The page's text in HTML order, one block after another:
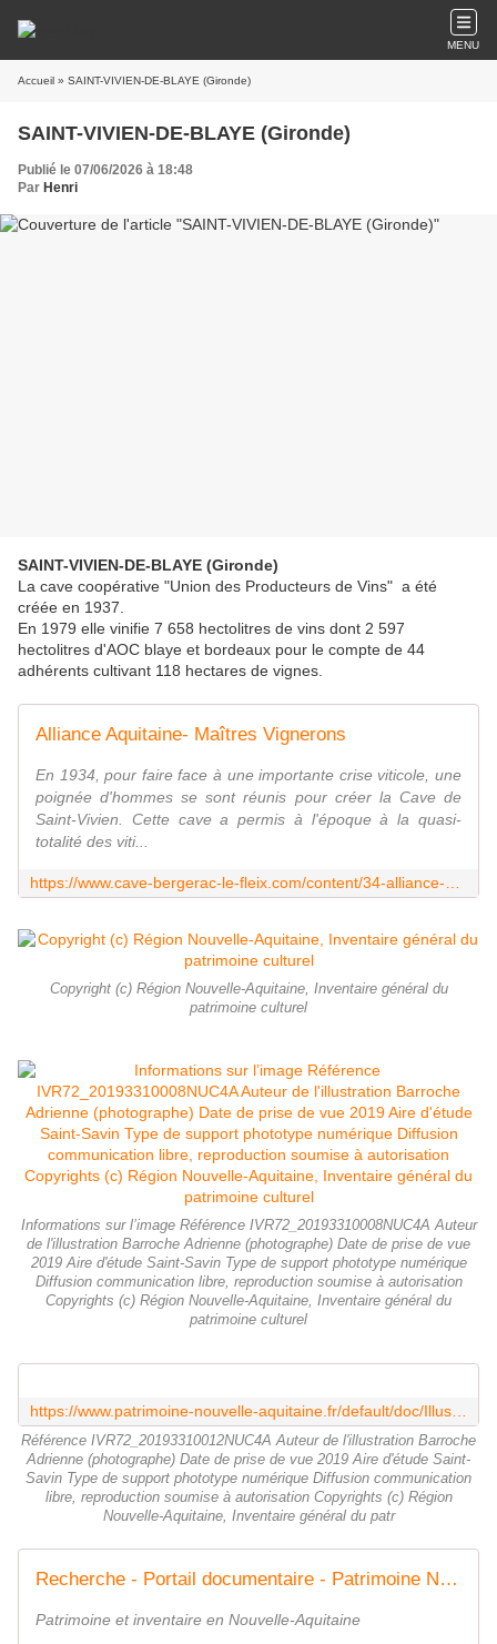
MENU
Accueil » SAINT-VIVIEN-DE-BLAYE (Gironde)
SAINT-VIVIEN-DE-BLAYE (Gironde)
Publié le 07/06/2026 à 18:48
Par Henri
SAINT-VIVIEN-DE-BLAYE (Gironde)
La cave coopérative "Union des Producteurs de Vins" a été
créée en 1937.
En 1979 elle vinifie 7 658 hectolitres de vins dont 2 597
hectolitres d'AOC blaye et bordeaux pour le compte de 44
adhérents cultivant 118 hectares de vignes.
Alliance Aquitaine- Maîtres Vignerons
En 1934, pour faire face à une importante crise viticole, une
poignée d'hommes se sont réunis pour créer la Cave de
Saint-Vivien. Cette cave a permis à l'époque à la quasi-
totalité des viti...
Copyright (c) Région Nouvelle-Aquitaine, Inventaire général du
patrimoine culturel
Informations sur l’image Référence IVR72_20193310008NUC4A Auteur
de l'illustration Barroche Adrienne (photographe) Date de prise de vue
2019 Aire d'étude Saint-Savin Type de support phototype numérique
Diffusion communication libre, reproduction soumise à autorisation
Copyrights (c) Région Nouvelle-Aquitaine, Inventaire général du
patrimoine culturel
Référence IVR72_20193310012NUC4A Auteur de l'illustration Barroche
Adrienne (photographe) Date de prise de vue 2019 Aire d'étude Saint-
Savin Type de support phototype numérique Diffusion communication
libre, reproduction soumise à autorisation Copyrights (c) Région
Nouvelle-Aquitaine, Inventaire général du patr
Recherche - Portail documentaire - Patrimoine Nouvelle-Aquitaine
Patrimoine et inventaire en Nouvelle-Aquitaine